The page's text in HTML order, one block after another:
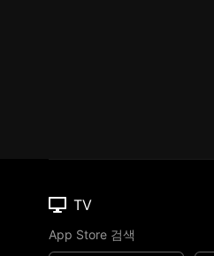
TV
App Store 검색